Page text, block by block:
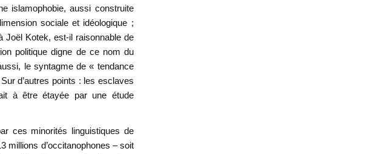
islamophobie, aussi construite
sociale et idéologique ;
Joël Kotek, est-il raisonnable de
politique digne de ce nom du
le syntagme de « tendance
d’autres points : les esclaves
à être étayée par une étude
ces minorités linguistiques de
millions d’occitanophones – soit